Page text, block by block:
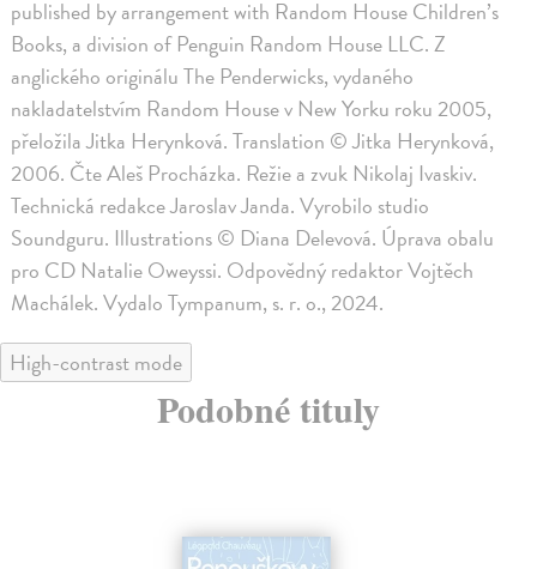
published by arrangement with Random House Children’s
Books, a division of Penguin Random House LLC. Z
anglického originálu The Penderwicks, vydaného
nakladatelstvím Random House v New Yorku roku 2005,
přeložila Jitka Herynková. Translation © Jitka Herynková,
2006. Čte Aleš Procházka. Režie a zvuk Nikolaj Ivaskiv.
Technická redakce Jaroslav Janda. Vyrobilo studio
Soundguru. Illustrations © Diana Delevová. Úprava obalu
pro CD Natalie Oweyssi. Odpovědný redaktor Vojtěch
Machálek. Vydalo Tympanum, s. r. o., 2024.
High-contrast mode
Podobné tituly